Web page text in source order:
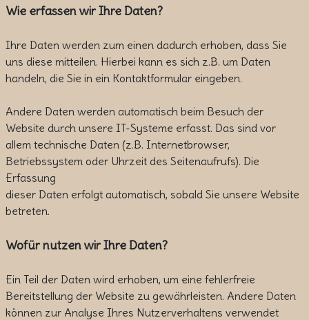
Wie erfassen wir Ihre Daten?
Ihre Daten werden zum einen dadurch erhoben, dass Sie
uns diese mitteilen. Hierbei kann es sich z.B. um Daten
handeln, die Sie in ein Kontaktformular eingeben.
Andere Daten werden automatisch beim Besuch der
Website durch unsere IT-Systeme erfasst. Das sind vor
allem technische Daten (z.B. Internetbrowser,
Betriebssystem oder Uhrzeit des Seitenaufrufs). Die
Erfassung
dieser Daten erfolgt automatisch, sobald Sie unsere Website
betreten.
Wofür nutzen wir Ihre Daten?
Ein Teil der Daten wird erhoben, um eine fehlerfreie
Bereitstellung der Website zu gewährleisten. Andere Daten
können zur Analyse Ihres Nutzerverhaltens verwendet